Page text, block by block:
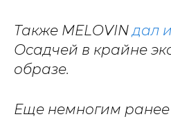
Также MELOVINдал
Осадчей в крайне
образе.
Еще немногим ранее